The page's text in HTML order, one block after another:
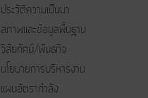
ประวัติความเป็นมา
สภาพและข้อมูลพื้นฐาน
วิสัยทัศน์/พันธกิจ
นโยบายการบริหารงาน
แผนอัตรากำลัง